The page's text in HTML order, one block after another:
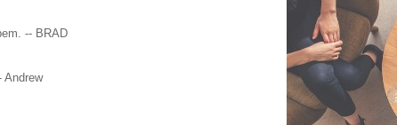
-- BRAD
Andrew